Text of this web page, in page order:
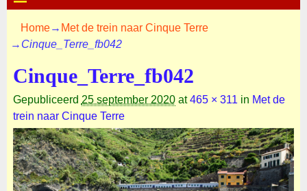
Home→ Met de trein naar Cinque Terre
→ Cinque_Terre_fb042
Cinque_Terre_fb042
Gepubliceerd 25 september 2020at465 × 311 in Met de
trein naar Cinque Terre